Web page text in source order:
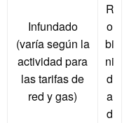
Infundado
(varía según la
actividad para
las tarifas de
red y gas)
R
o
bi
ni
d
a
d